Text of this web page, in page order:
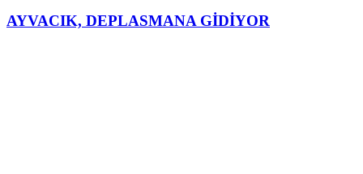
AYVACIK, DEPLASMANA GİDİYOR